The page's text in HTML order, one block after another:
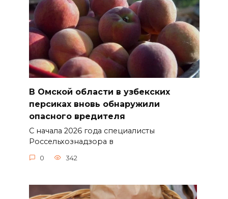
В Омской области в узбекских
персиках вновь обнаружили
опасного вредителя
С начала 2026 года специалисты
Россельхознадзора в
0 342